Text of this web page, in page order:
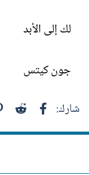
لك إلى الأبد
جون كيتس
شارك: فيسبوك